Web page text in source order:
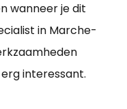
wanneer je dit
in Marche-
interessant.